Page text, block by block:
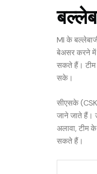
MI के
बेअसर करने में
सकते हैं। टीम
सके।
सीएसके
जाने जाते हैं।
अलावा, टीम
सकते हैं।